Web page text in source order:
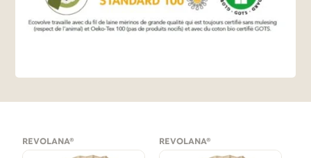
REVOLANA® REVOLANA®